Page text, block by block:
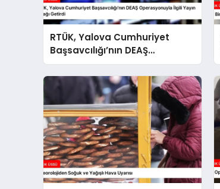
RTÜK, Yalova Cumhuriyet
Başsavcılığı’nın DEAŞ
Operasyonuyla İlgili Yayın
Yasağı Getirdi